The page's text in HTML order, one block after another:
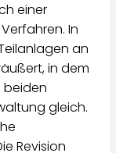
einer
In
an
in dem
beiden
gleich.
Revision